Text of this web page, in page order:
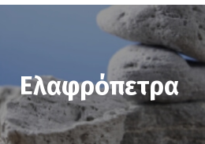
Ελαφρόπετρα